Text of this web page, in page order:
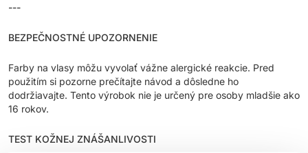
---
BEZPEČNOSTNÉ UPOZORNENIE
Farby na vlasy môžu vyvolať vážne alergické reakcie. Pred
použitím si pozorne prečítajte návod a dôsledne ho
dodržiavajte. Tento výrobok nie je určený pre osoby mladšie ako
16 rokov.
TEST KOŽNEJ ZNÁŠANLIVOSTI